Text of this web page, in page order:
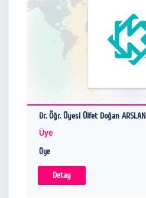
Dr. Öğr. Üyesi Ülfet Doğan ARSLAN
Üye
Üye
Detay